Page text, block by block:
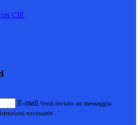
CIE
E-mail Verrà inviato un messaggio
necessarie.